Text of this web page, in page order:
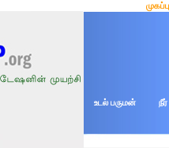
உடல் பருமன்